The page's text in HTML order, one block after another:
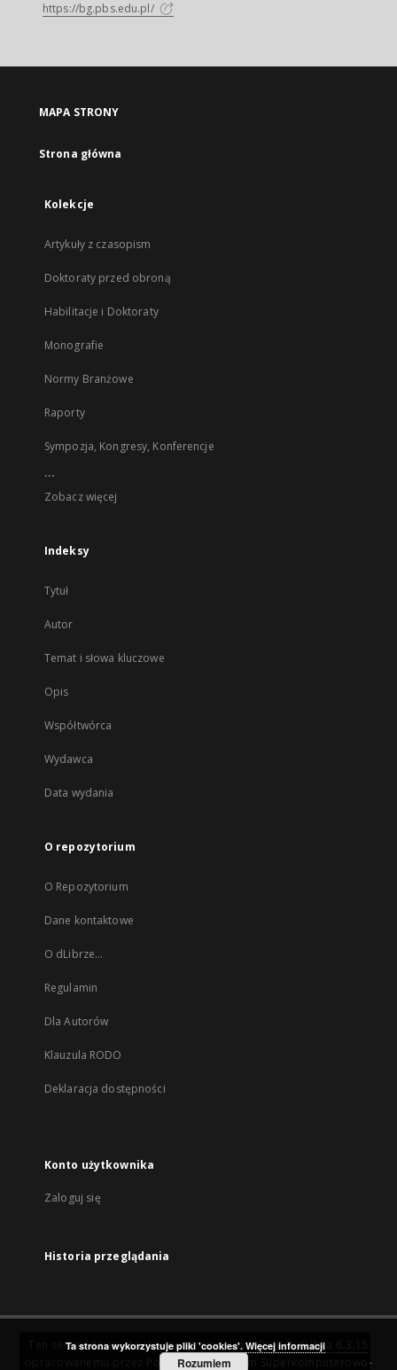
https://bg.pbs.edu.pl/
MAPA STRONY
Strona główna
Kolekcje
Artykuły z czasopism
Doktoraty przed obroną
Habilitacje i Doktoraty
Monografie
Normy Branżowe
Raporty
Sympozja, Kongresy, Konferencje
...
Zobacz więcej
Indeksy
Tytuł
Autor
Temat i słowa kluczowe
Opis
Współtwórca
Wydawca
Data wydania
O repozytorium
O Repozytorium
Dane kontaktowe
O dLibrze...
Regulamin
Dla Autorów
Klauzula RODO
Deklaracja dostępności
Konto użytkownika
Zaloguj się
Historia przeglądania
Ten serwis działa dzięki oprogramowaniuDInGO dLibra 6.3.15
Poznańskie Centrum Superkomputerowo-
Ta strona wykorzystuje pliki 'cookies'. Więcej informacji
Rozumiem